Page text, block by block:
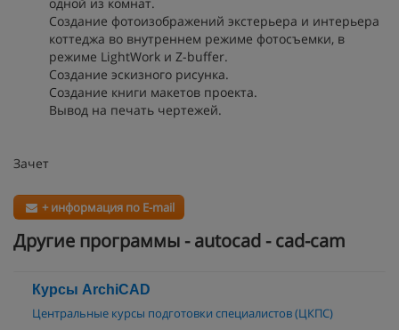
Создание фотоизображений экстерьера и интерьера
коттеджа во внутреннем режиме фотосъемки, в
режиме LightWork и Z-buffer.
Создание эскизного рисунка.
Создание книги макетов проекта.
Вывод на печать чертежей.
Зачет
+ информация по E-mail
Другие программы - autocad - cad-cam
Курcы ArchiCAD
Центральные курсы подготовки специалистов (ЦКПС)